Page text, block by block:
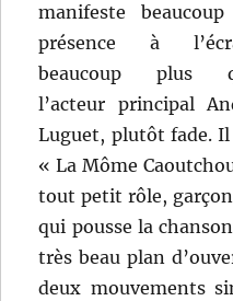
manifeste beaucoup
présence à
beaucoup plus
l’acteur principal
Luguet, plutôt fade. Il
« La Môme
tout petit rôle,
qui pousse la
très beau plan
deux mouvements